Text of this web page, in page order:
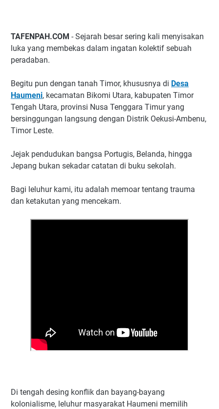
TAFENPAH.COM - Sejarah besar sering kali menyisakan
luka yang membekas dalam ingatan kolektif sebuah
peradaban.
Begitu pun dengan tanah Timor, khususnya di Desa
Haumeni, kecamatan Bikomi Utara, kabupaten Timor
Tengah Utara, provinsi Nusa Tenggara Timur yang
bersinggungan langsung dengan Distrik Oekusi-Ambenu,
Timor Leste.
Jejak pendudukan bangsa Portugis, Belanda, hingga
Jepang bukan sekadar catatan di buku sekolah.
Bagi leluhur kami, itu adalah memoar tentang trauma
dan ketakutan yang mencekam.
Di tengah desing konflik dan bayang-bayang
kolonialisme, leluhur masyarakat Haumeni memilih